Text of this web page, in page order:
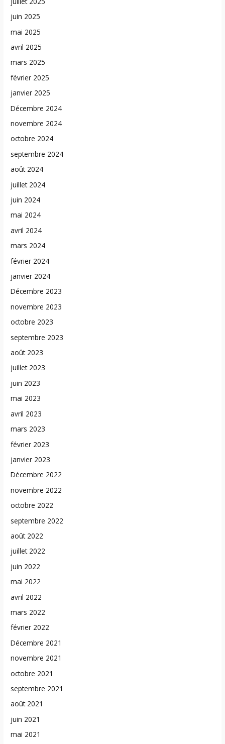
juin 2025
mai 2025
avril 2025
mars 2025
février 2025
janvier 2025
Décembre 2024
novembre 2024
octobre 2024
septembre 2024
août 2024
juillet 2024
juin 2024
mai 2024
avril 2024
mars 2024
février 2024
janvier 2024
Décembre 2023
novembre 2023
octobre 2023
septembre 2023
août 2023
juillet 2023
juin 2023
mai 2023
avril 2023
mars 2023
février 2023
janvier 2023
Décembre 2022
novembre 2022
octobre 2022
septembre 2022
août 2022
juillet 2022
juin 2022
mai 2022
avril 2022
mars 2022
février 2022
Décembre 2021
novembre 2021
octobre 2021
septembre 2021
août 2021
juin 2021
mai 2021